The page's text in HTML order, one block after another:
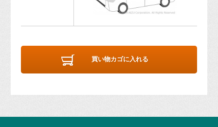
買い物カゴに入れる